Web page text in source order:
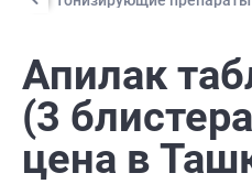
Апилак
(3
цена в